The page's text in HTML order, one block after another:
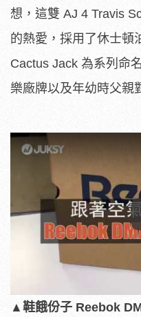
想，這雙 AJ 4 Travis
的熱愛，採用了休士頓
Cactus Jack 為系列命
樂廠牌以及年幼時父親
▲鞋餓份子 Reebok